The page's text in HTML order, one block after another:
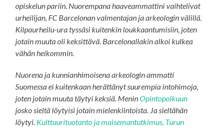
opiskelun pariin. Nuorempana haaveammattini vaihtelivat
urheilijan, FC Barcelonan valmentajan ja arkeologin välillä.
Kilpaurheilu-ura tyssäsi kuitenkin loukkaantumisiin, joten
jotain muuta oli keksittävä. Barcelonallakin alkoi kulkea
vähän heikommin.
Nuorena ja kunnianhimoisena arkeologin ammatti
Suomessa ei kuitenkaan herättänyt suurempia intohimoja,
joten jotain muuta täytyi keksiä. MeninOpintopolkuun
josko sieltä löytyisi jotain mielenkiintoista. Ja sieltähän
löytyi. Kulttuurituotanto ja maisemantutkimus, Turun